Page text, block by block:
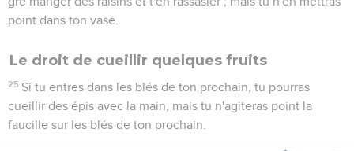
point dans ton vase.
Le droit de cueillir quelques fruits
25 Si tu entres dans les blés de ton prochain, tu pourras
cueillir des épis avec la main, mais tu n'agiteras point la
faucille sur les blés de ton prochain.